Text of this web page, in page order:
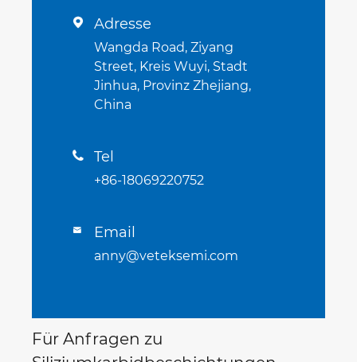
 Adresse
Wangda Road, Ziyang
Street, Kreis Wuyi, Stadt
Jinhua, Provinz Zhejiang,
China
 Tel
+86-18069220752
 Email
anny@veteksemi.com
Für Anfragen zu